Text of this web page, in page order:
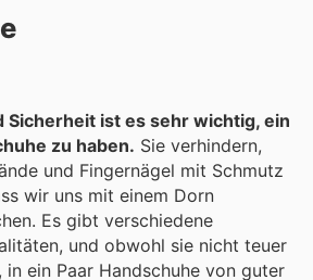
Sicherheit ist es sehr wichtig, ein
zu haben. Sie verhindern,
und Fingernägel mit Schmutz
wir uns mit einem Dorn
und obwohl sie nicht teuer
in ein Paar Handschuhe von guter